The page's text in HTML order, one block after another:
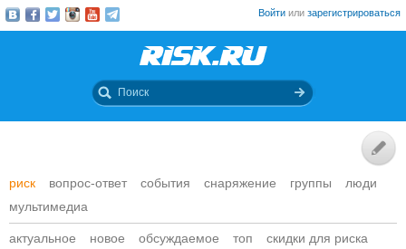
Войти или зарегистрироваться
риск вопрос-ответ события снаряжение группы
люди
мультимедиа
актуальное новое обсуждаемое топ скидки для риска